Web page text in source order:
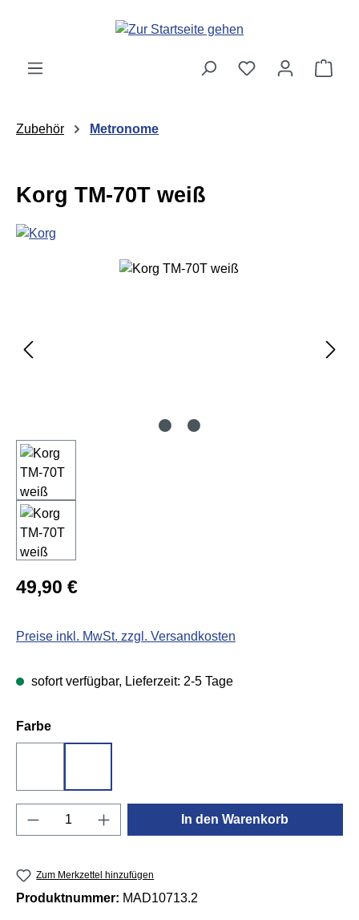
Zum Hauptinhalt springen
Zubehör Metronome
Korg TM-70T weiß
Bildergalerie überspringen
Regulärer Preis:
49,90 €
Preise inkl. MwSt. zzgl. Versandkosten
sofort verfügbar, Lieferzeit: 2-5 Tage
Farbeauswählen
Produkt Anzahl: Gib den gewünschten
In den Warenkorb
Zum Merkzettel hinzufügen
Produktnummer: MAD10713.2